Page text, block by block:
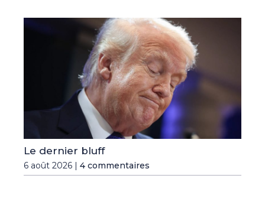
Le dernier bluff
6 août 2026 | 4 commentaires